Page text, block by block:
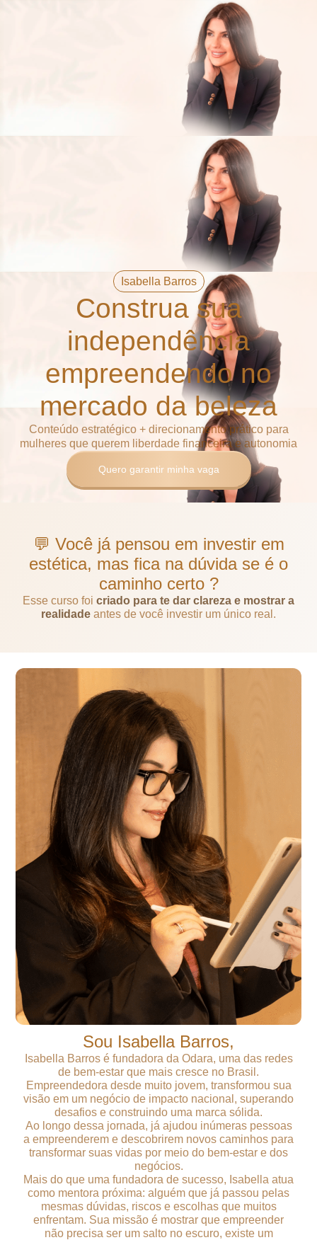
Isabella Barros
Construa sua
independência
empreendendo no
mercado da beleza
Conteúdo estratégico + direcionamento prático para
mulheres que querem liberdade financeira e autonomia
Quero garantir minha vaga
💬 Você já pensou em investir em
estética, mas fica na dúvida se é o
caminho certo ?
Esse curso foi criado para te dar clareza e mostrar a
realidade antes de você investir um único real.
Sou Isabella Barros,
Isabella Barros é fundadora da Odara, uma das redes
de bem-estar que mais cresce no Brasil.
Empreendedora desde muito jovem, transformou sua
visão em um negócio de impacto nacional, superando
desafios e construindo uma marca sólida.
Ao longo dessa jornada, já ajudou inúmeras pessoas
a empreenderem e descobrirem novos caminhos para
transformar suas vidas por meio do bem-estar e dos
negócios.
Mais do que uma fundadora de sucesso, Isabella atua
como mentora próxima: alguém que já passou pelas
mesmas dúvidas, riscos e escolhas que muitos
enfrentam. Sua missão é mostrar que empreender
não precisa ser um salto no escuro, existe um